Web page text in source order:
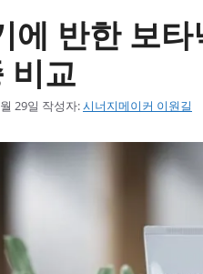
에 반한 보
비교
29일 작성자:시너지메이커 이원길